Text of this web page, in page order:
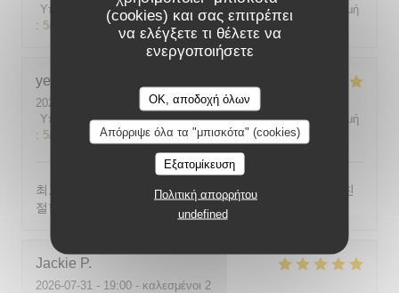
(cookies) και σας επιτρέπει
να ελέγξετε τι θέλετε να
ενεργοποιήσετε
OK, αποδοχή όλων
Απόρριψε όλα τα "μπισκότα" (cookies)
Εξατομίκευση
Πολιτική απορρήτου
undefined
Υπηρεσία
5/5 Ατμόσφαιρα: 5/5 Μενού: 5/5 Ποιότητα / Τιμή
: 5/5
yeonghun
2026-08-03
- 19:00 - καλεσμένοι 4
Υπηρεσία: 5/5 Ατμόσφαιρα: 5/5 Μενού: 5/5 Ποιότητα / Τιμή
: 5/5
최고의 분위기, 최고의 맛, 프랑스어가 서툴지만 서버가 친
절함
Jackie P
2026-07-31 - 19:00 - καλεσμένοι 2